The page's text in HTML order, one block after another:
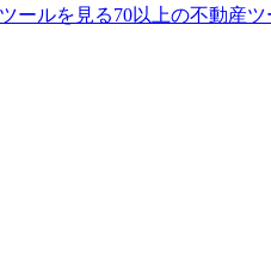
ールを見る70以上の不動産ツ